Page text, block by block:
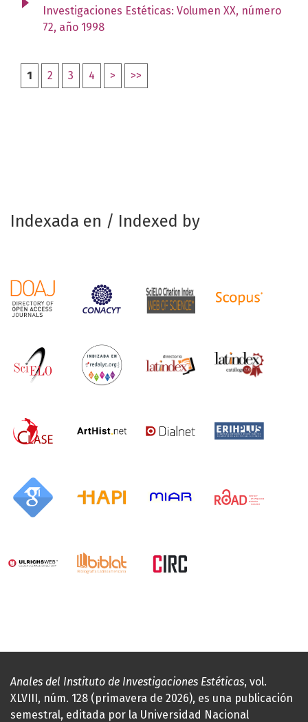
Investigaciones Estéticas: Volumen XX, número
72, año 1998
1 2 3 4 > >>
Indexada en / Indexed by
Anales del Instituto de Investigaciones Estéticas, vol.
XLVIII, núm. 128 (primavera de 2026), es una publicación
semestral, editada por la Universidad Nacional